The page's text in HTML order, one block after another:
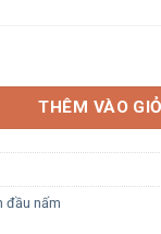
XA2AC42
THÊM VÀO
đầu nấm